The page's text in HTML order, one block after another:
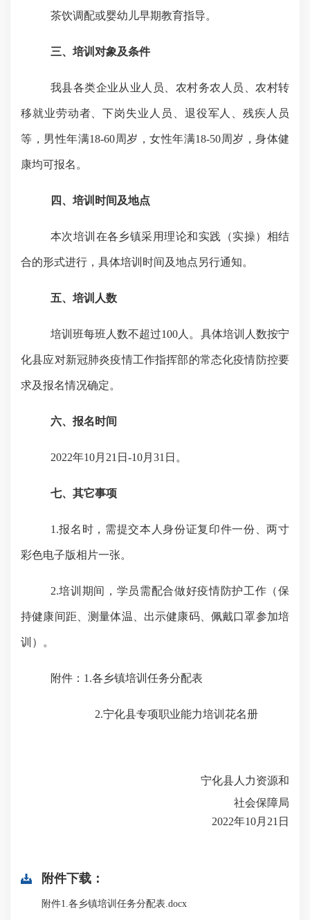
茶饮调配或婴幼儿早期教育指导。
三、培训对象及条件
我县各类企业从业人员、农村务农人员、农村转
移就业劳动者、下岗失业人员、退役军人、残疾人员
等，男性年满18-60周岁，女性年满18-50周岁，身体健
康均可报名 。
四、培训时间及地点
本次培训在各乡镇采用理论和实践（实操）相结
合的形式进行，具体培训时间及地点另行通知。
五、培训人数
培训班每班人数不超过100 人。具体培训人数按宁
化县应对新冠肺炎疫情工作指挥部的常态化疫情防控要
求及报名情况确定。
六、报名时间
2022年10月 21 日 -10月 31 日 。
七、其它事项
1.报名时，需提交本人身份证复印件一份、两寸
彩色电子版相片一张。
2.培训期间，学员需配合做好疫情防护工作（保
持健康间距、测量体温、出示健康码、佩戴口罩参加培
训）。
附件： 1.各乡镇培训任务分配表
2.宁化县专项职业能力培训花名册
宁化县人力资源和
社会保障局
2022年10月 21 日
附件下载：
附件1.各乡镇培训任务分配表.docx